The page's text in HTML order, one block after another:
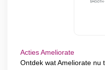
Acties Ameliorate
Ontdek wat Ameliorate nu